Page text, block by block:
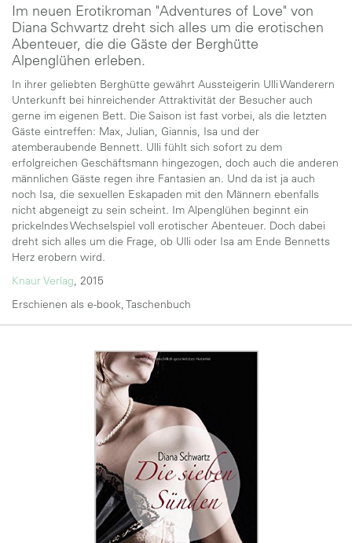
Im neuen Erotikroman "Adventures of Love" von
Diana Schwartz dreht sich alles um die erotischen
Abenteuer, die die Gäste der Berghütte
Alpenglühen erleben.
In ihrer geliebten Berghütte gewährt Aussteigerin Ulli Wanderern
Unterkunft bei hinreichender Attraktivität der Besucher auch
gerne im eigenen Bett. Die Saison ist fast vorbei, als die letzten
Gäste eintreffen: Max, Julian, Giannis, Isa und der
atemberaubende Bennett. Ulli fühlt sich sofort zu dem
erfolgreichen Geschäftsmann hingezogen, doch auch die anderen
männlichen Gäste regen ihre Fantasien an. Und da ist ja auch
noch Isa, die sexuellen Eskapaden mit den Männern ebenfalls
nicht abgeneigt zu sein scheint. Im Alpenglühen beginnt ein
prickelndes Wechselspiel voll erotischer Abenteuer. Doch dabei
dreht sich alles um die Frage, ob Ulli oder Isa am Ende Bennetts
Herz erobern wird.
Knaur Verlag, 2015
Erschienen als e-book, Taschenbuch